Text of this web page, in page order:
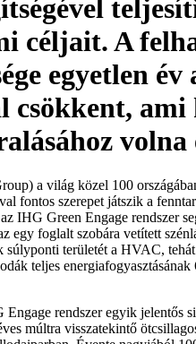
céljait. A
egyetlen év
csökkent,
volna
a világ közel 100
fontos szerepet játszik a
IHG Green Engage rendszer
egy foglalt szobára vetített
súlyponti területét a HVAC,
teljes
rendszer egyik jelentős
múltra visszatekintő